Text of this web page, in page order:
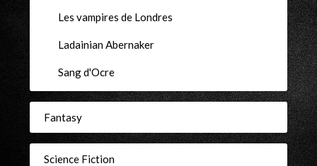
Les vampires de Londres
Ladainian Abernaker
Sang d'Ocre
Fantasy
Science Fiction